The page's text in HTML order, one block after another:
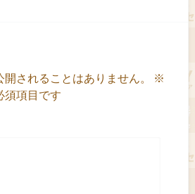
されることはありません。
※
須項目です